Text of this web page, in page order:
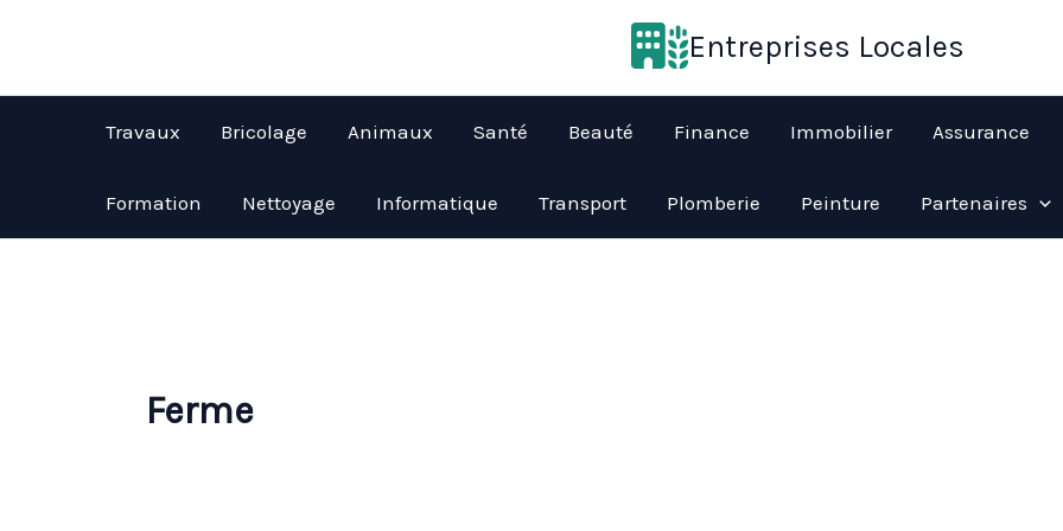
Entreprises Locales
Travaux Bricolage Animaux Santé Beauté Finance Immobilier Assurance
Formation Nettoyage Informatique Transport Plomberie Peinture Partenaires
Ferme